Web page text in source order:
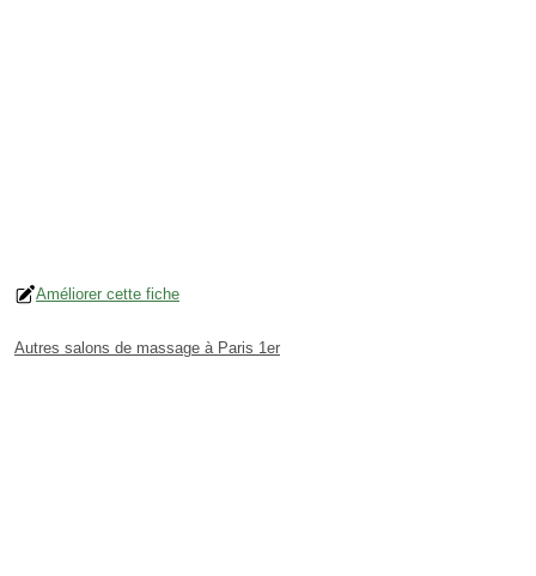
Améliorer cette fiche
Autres salons de massage à Paris 1er